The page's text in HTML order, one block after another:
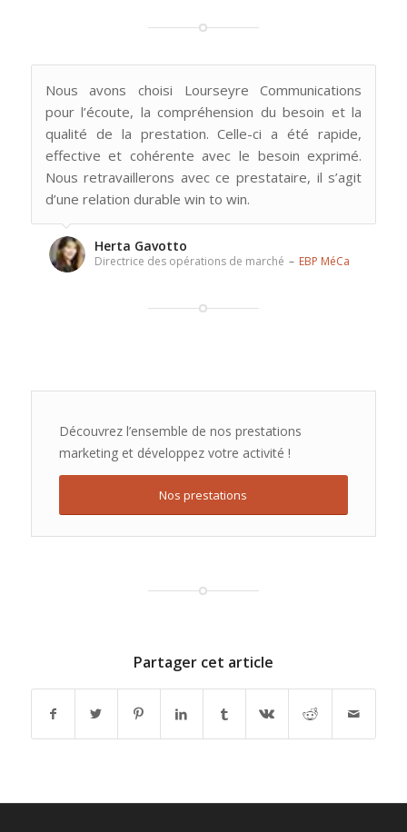
Please set a mobile device fallback image for this
Nous avons choisi Lourseyre Communications
pour l’écoute, la compréhension du besoin et la
qualité de la prestation. Celle-ci a été rapide,
effective et cohérente avec le besoin exprimé.
Nous retravaillerons avec ce prestataire, il s’agit
d’une relation durable win to win.
Herta Gavotto
Directrice des opérations de marché – EBP MéCa
Découvrez l’ensemble de nos prestations
marketing et développez votre activité !
Nos prestations
Partager cet article